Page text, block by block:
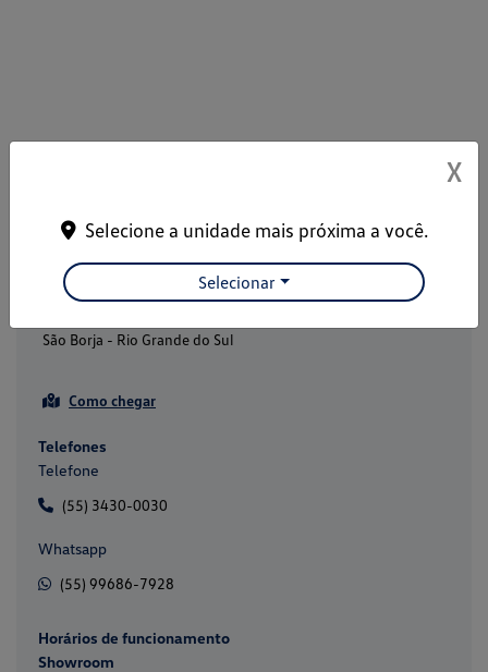
Geral
São Borja - Rio Grande do Sul
Como chegar
Telefones
Telefone
(55) 3430-0030
Whatsapp
(55) 99686-7928
Horários de funcionamento
Showroom
X
Selecione a unidade mais próxima a você.
Selecionar